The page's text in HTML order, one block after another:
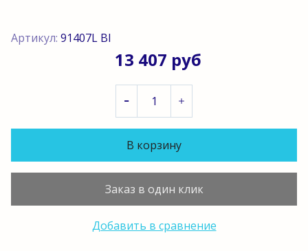
Артикул: 91407L Bl
13 407 руб
В корзину
Заказ в один клик
Добавить в сравнение